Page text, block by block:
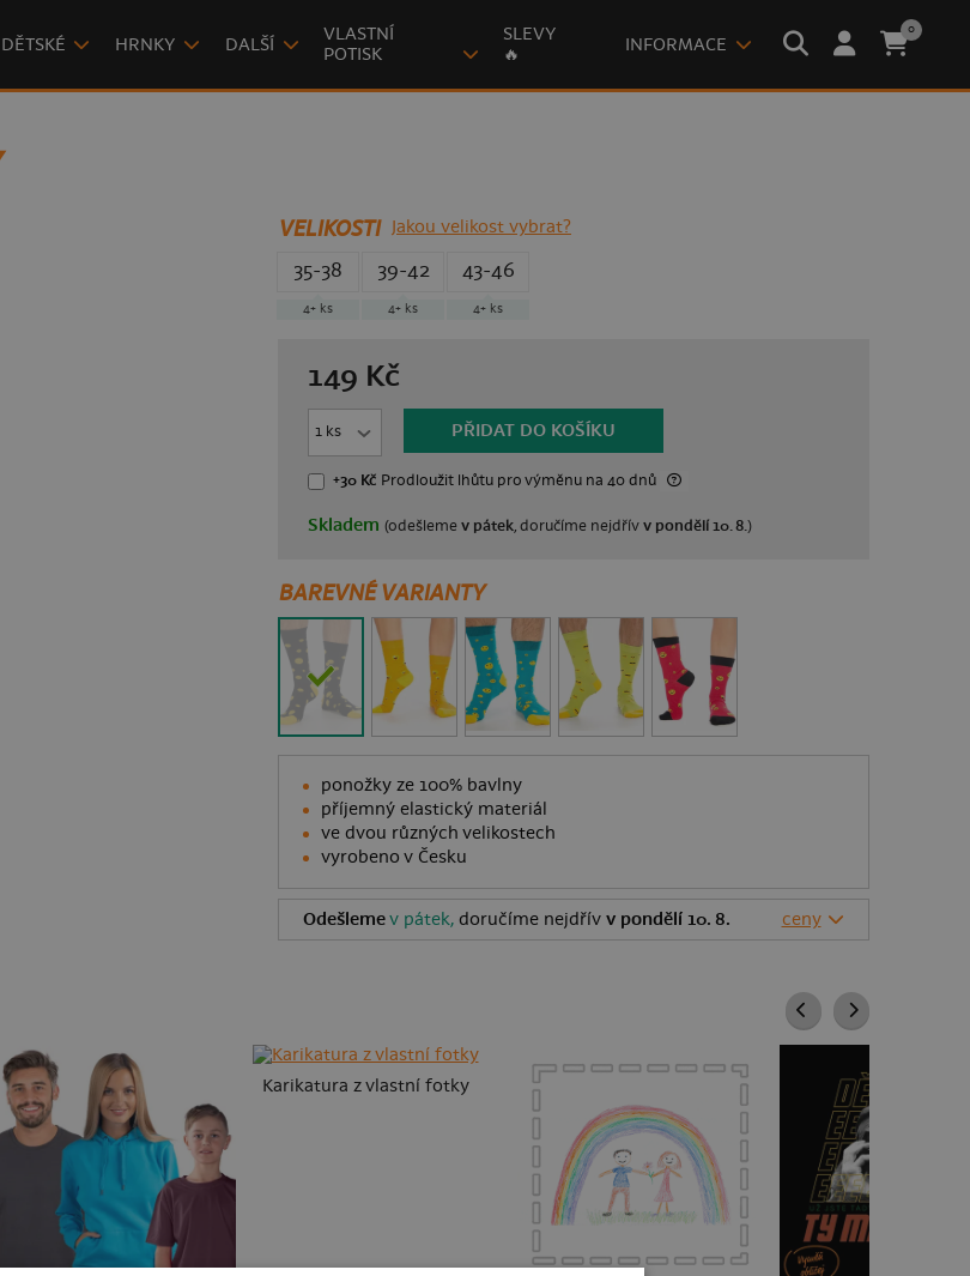
DĚTSKÉ HRNKY DALŠÍ
VLASTNÍ
POTISK
SLEVY
🔥
INFORMACE
0
VELIKOSTI Jakou velikost vybrat?
35-38
4+ ks
39-42
4+ ks
43-46
4+ ks
149 Kč
PŘIDAT DO KOŠÍKU
+30 Kč Prodloužit lhůtu pro výměnu na 40 dnů
Skladem (odešleme v pátek, doručíme nejdřív v pondělí 10. 8.)
BAREVNÉ VARIANTY
ponožky ze 100% bavlny
příjemný elastický materiál
ve dvou různých velikostech
vyrobeno v Česku
Odešlemev pátek, doručíme nejdřív v pondělí 10. 8. ceny
Karikatura z vlastní fotky